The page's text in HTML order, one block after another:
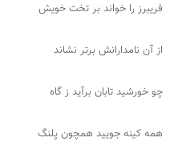
فریبرز را خواند بر تخت خویش
از آن نامدارانش برتر نشاند
چو خورشید تابان برآید ز گاه
همه کینه جویید همچون پلنگ